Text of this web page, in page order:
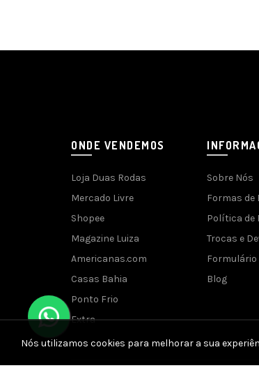
ONDE VENDEMOS
Loja Duas Rodas
Mercado Livre
Shopee
Magazine Luiza
Americanas.com
Casas Bahia
Ponto Frio
Extra
Sobre Nós
Formas de
Política de
Trocas e
Blog
Nós utilizamos cookies para melhorar a sua